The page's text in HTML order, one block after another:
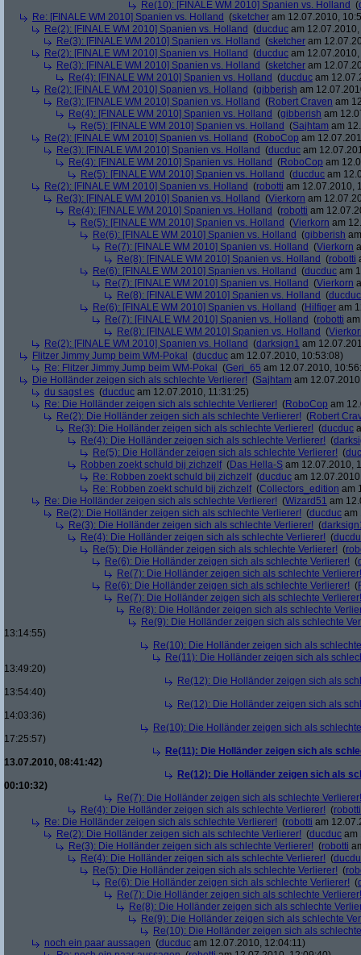
Re(10): [FINALE WM 2010] Spanien vs. Holland (
Re: [FINALE WM 2010] Spanien vs. Holland (sketcher am 12.07.2010,
Re(2): [FINALE WM 2010] Spanien vs. Holland (ducduc am
Re(3): [FINALE WM 2010] Spanien vs. Holland (sketcher am
Re(2): [FINALE WM 2010] Spanien vs. Holland (ducduc am
Re(3): [FINALE WM 2010] Spanien vs. Holland (sketcher am
Re(4): [FINALE WM 2010] Spanien vs. Holland (ducduc am
Re(2): [FINALE WM 2010] Spanien vs. Holland (gibberish am
Re(3): [FINALE WM 2010] Spanien vs. Holland (Robert Craven am
Re(4): [FINALE WM 2010] Spanien vs. Holland (gibberish am
Re(5): [FINALE WM 2010] Spanien vs. Holland (Sajhtam am
Re(2): [FINALE WM 2010] Spanien vs. Holland (RoboCop am
Re(3): [FINALE WM 2010] Spanien vs. Holland (ducduc am
Re(4): [FINALE WM 2010] Spanien vs. Holland (RoboCop am
Re(5): [FINALE WM 2010] Spanien vs. Holland (ducduc am
Re(2): [FINALE WM 2010] Spanien vs. Holland (robotti am 12.07.2010,
Re(3): [FINALE WM 2010] Spanien vs. Holland (Vierkorn am
Re(4): [FINALE WM 2010] Spanien vs. Holland (robotti am
Re(5): [FINALE WM 2010] Spanien vs. Holland (Vierkorn am
Re(6): [FINALE WM 2010] Spanien vs. Holland (gibberish
Re(7): [FINALE WM 2010] Spanien vs. Holland (Vierkorn
Re(8): [FINALE WM 2010] Spanien vs. Holland (robotti
Re(6): [FINALE WM 2010] Spanien vs. Holland (ducduc am
Re(7): [FINALE WM 2010] Spanien vs. Holland (Vierkorn
Re(8): [FINALE WM 2010] Spanien vs. Holland (ducduc
Re(6): [FINALE WM 2010] Spanien vs. Holland (Hilfiger am
Re(7): [FINALE WM 2010] Spanien vs. Holland (robotti
Re(8): [FINALE WM 2010] Spanien vs. Holland (
Re(2): [FINALE WM 2010] Spanien vs. Holland (darksign1 am
Flitzer Jimmy Jump beim WM-Pokal
(ducduc am 12.07.2010, 10:53:08)
Re: Flitzer Jimmy Jump beim WM-Pokal
(Geri_65 am 12.07.2010,
Die Holländer zeigen sich als schlechte Verlierer! (Sajhtam am
du sagst es (ducduc am 12.07.2010, 11:31:25)
Re: Die Holländer zeigen sich als schlechte Verlierer! (RoboCop am
Re(2): Die Holländer zeigen sich als schlechte Verlierer! (Robert
Re(3): Die Holländer zeigen sich als schlechte Verlierer! (ducduc
Re(4): Die Holländer zeigen sich als schlechte Verlierer! (
Re(5): Die Holländer zeigen sich als schlechte Verlierer! (
Robben zoekt schuld bij zichzelf(Das Hella-S am 12.07.2010,
Re: Robben zoekt schuld bij zichzelf(ducduc am
Re: Robben zoekt schuld bij zichzelf(Collectors_edition am
Re: Die Holländer zeigen sich als schlechte Verlierer! (Wizard51 am
Re(2): Die Holländer zeigen sich als schlechte Verlierer! (ducduc am
Re(3): Die Holländer zeigen sich als schlechte Verlierer! (
Re(4): Die Holländer zeigen sich als schlechte Verlierer! (
Re(5): Die Holländer zeigen sich als schlechte Verlierer! (
Re(6): Die Holländer zeigen sich als schlechte Verlierer! (
Re(7): Die Holländer zeigen sich als schlechte Verlierer!
Re(6): Die Holländer zeigen sich als schlechte Verlierer! (
Re(7): Die Holländer zeigen sich als schlechte Verlierer!
Re(8): Die Holländer zeigen sich als schlechte
Re(9): Die Holländer zeigen sich als schlechte
13:14:55)
Re(10): Die Holländer zeigen sich als
Re(11): Die Holländer zeigen sich als
13:49:20)
Re(12): Die Holländer zeigen sich als
13:54:40)
Re(12): Die Holländer zeigen sich als
14:03:36)
Re(10): Die Holländer zeigen sich als
17:25:57)
Re(11): Die Holländer zeigen sich als
13.07.2010, 08:41:42)
Re(12): Die Holländer zeigen sich als
00:10:32)
Re(7): Die Holländer zeigen sich als schlechte Verlierer!
Re(4): Die Holländer zeigen sich als schlechte Verlierer! (robotti
Re: Die Holländer zeigen sich als schlechte Verlierer! (robotti am
Re(2): Die Holländer zeigen sich als schlechte Verlierer! (ducduc am
Re(3): Die Holländer zeigen sich als schlechte Verlierer! (robotti
Re(4): Die Holländer zeigen sich als schlechte Verlierer! (
Re(5): Die Holländer zeigen sich als schlechte Verlierer! (
Re(6): Die Holländer zeigen sich als schlechte Verlierer! (
Re(7): Die Holländer zeigen sich als schlechte Verlierer!
Re(8): Die Holländer zeigen sich als schlechte
Re(9): Die Holländer zeigen sich als schlechte
Re(10): Die Holländer zeigen sich als
noch ein paar aussagen (ducduc am 12.07.2010, 12:04:11)